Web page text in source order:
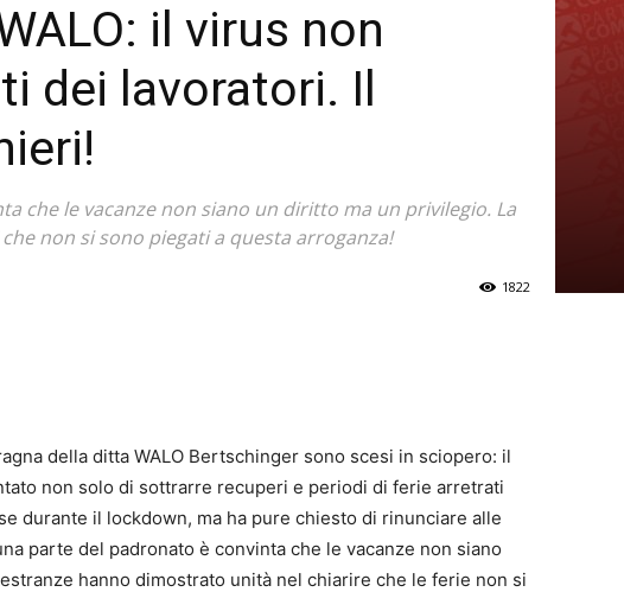
il virus non
dei lavoratori. Il
che le vacanze non siano un diritto ma un privilegio. La
non si sono piegati a questa arroganza!
1822
della ditta WALO Bertschinger sono scesi in sciopero: il
non solo di sottrarre recuperi e periodi di ferie arretrati
durante il lockdown, ma ha pure chiesto di rinunciare alle
parte del padronato è convinta che le vacanze non siano
hanno dimostrato unità nel chiarire che le ferie non si